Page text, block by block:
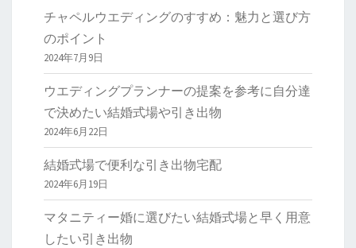
チャペルウエディングのすすめ：魅力と選び方
のポイント
2024年7月9日
ウエディングプランナーの提案を参考に自分達
で決めたい結婚式場や引き出物
2024年6月22日
結婚式場で便利な引き出物宅配
2024年6月19日
マタニティー婚に選びたい結婚式場と早く用意
したい引き出物